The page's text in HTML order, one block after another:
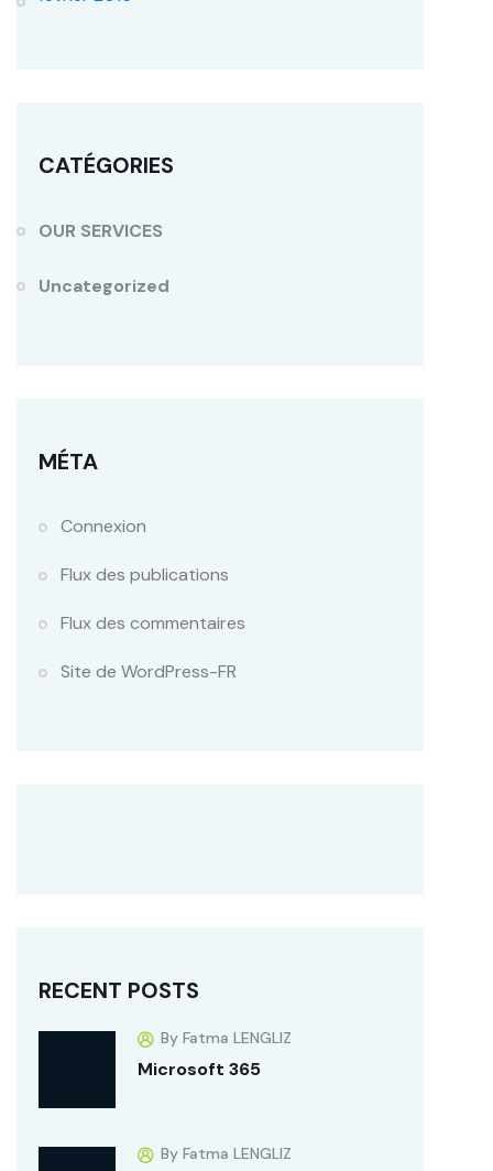
CATÉGORIES
OUR SERVICES
Uncategorized
MÉTA
Connexion
Flux des publications
Flux des commentaires
Site de WordPress-FR
RECENT POSTS
By Fatma LENGLIZ
Microsoft 365
By Fatma LENGLIZ